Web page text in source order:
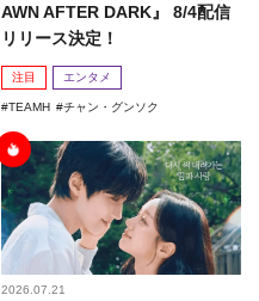
AWN AFTER DARK』 8/4配信
リリース決定！
注目 エンタメ
TEAMH チャン・グンソク
2026.07.21